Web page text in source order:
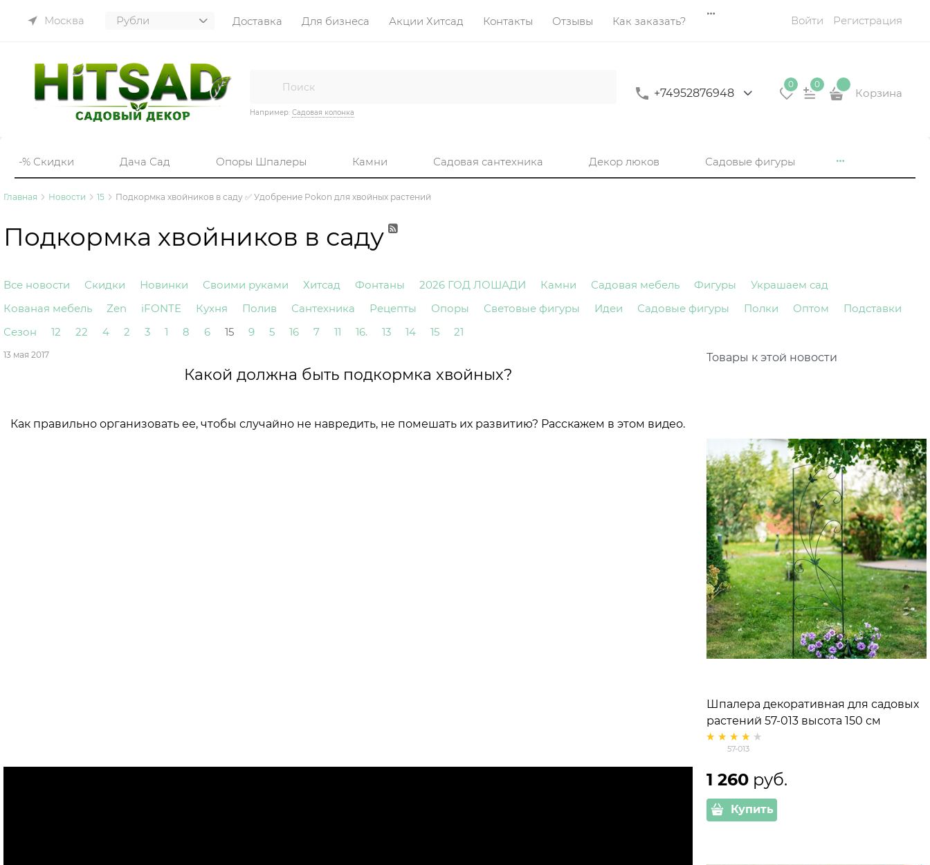
Москва Доставка Для бизнеса Акции Хитсад Контакты Отзывы Как заказать? Войти Регистрация
Например: Садовая колонка
+74952876948
0 0
Корзина
-% Скидки Дача Сад Опоры Шпалеры Камни Садовая сантехника Декор люков Садовые фигуры
Главная Новости 15 Подкормка хвойников в саду ✅ Удобрение Pokon для хвойных растений
Подкормка хвойников в саду
Все новости Скидки Новинки Своими руками Хитсад Фонтаны 2026 ГОД ЛОШАДИ Камни Садовая мебель Фигуры
Украшаем сад
Кованая мебель
Zen iFONTE Кухня Полив Сантехника Рецепты Опоры Световые фигуры Идеи Садовые фигуры Полки Оптом
Подставки
Сезон
12 22 4 2 3 1 8 6 15 9 5 16 7 11 16. 13 14 15 21
13 мая 2017
Какой должна быть подкормка хвойных?
Как правильно организовать ее, чтобы случайно не навредить, не помешать их развитию? Расскажем в этом видео.
Товары к этой новости
Шпалера декоративная для садовых
растений 57-013 высота 150 см
57-013
1 260 руб.
Купить